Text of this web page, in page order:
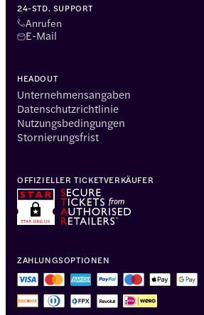
24-STD. SUPPORT
Anrufen
E-Mail
HEADOUT
Unternehmensangaben
Datenschutzrichtlinie
Nutzungsbedingungen
Stornierungsfrist
ZAHLUNGSOPTIONEN
OFFIZIELLER TICKETVERKÄUFER